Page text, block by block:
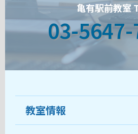
亀有駅前教室
03-
教室情報